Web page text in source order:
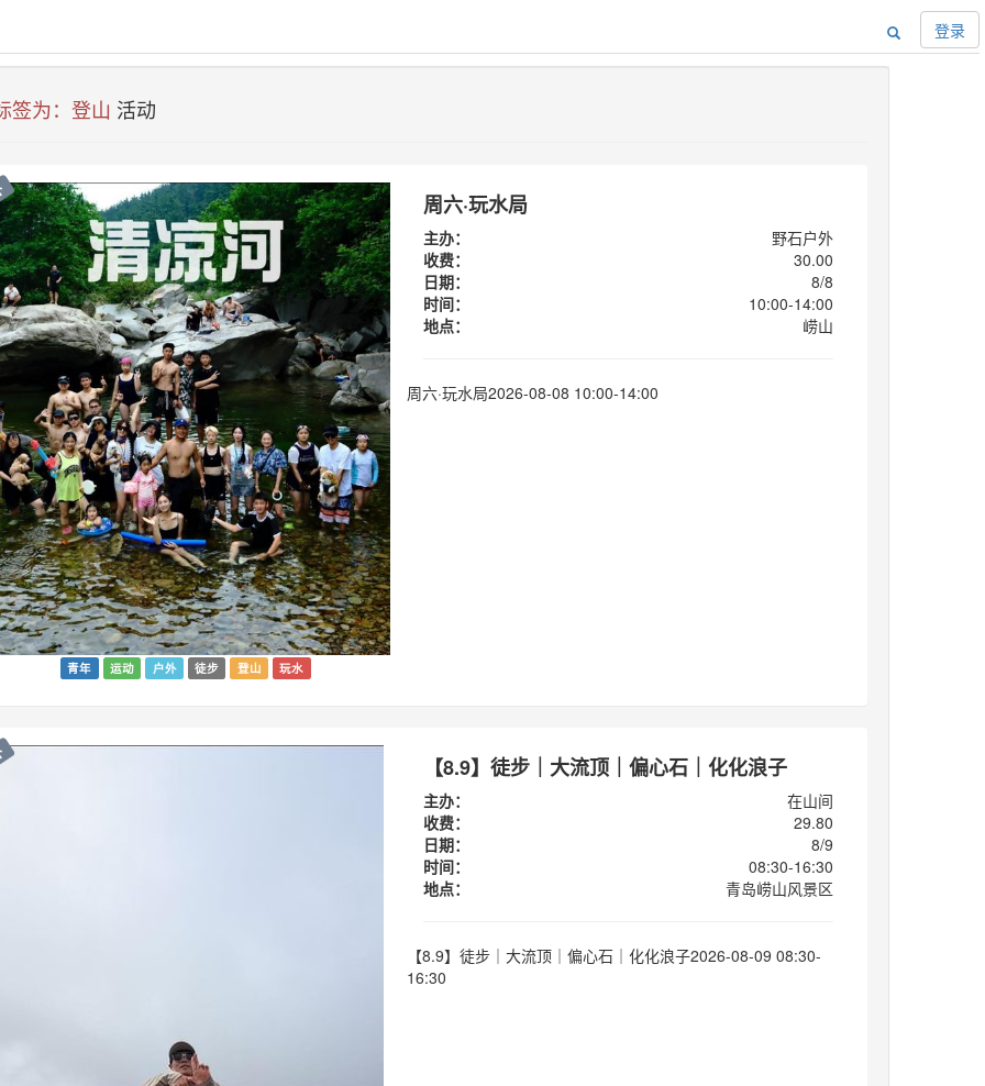
登录
签为：登山 活动
青年 运动 户外 徒步 登山 玩水
周六·玩水局
主办：
野石户外
收费：
30.00
日期：
8/8
时间：
10:00-14:00
地点：
崂山
周六·玩水局2026-08-08 10:00-14:00
【8.9】徒步｜大流顶｜偏心石｜化化浪子
主办：
在山间
收费：
29.80
日期：
8/9
时间：
08:30-16:30
地点：
青岛崂山风景区
【8.9】徒步｜大流顶｜偏心石｜化化浪子2026-08-09 08:30-
16:30